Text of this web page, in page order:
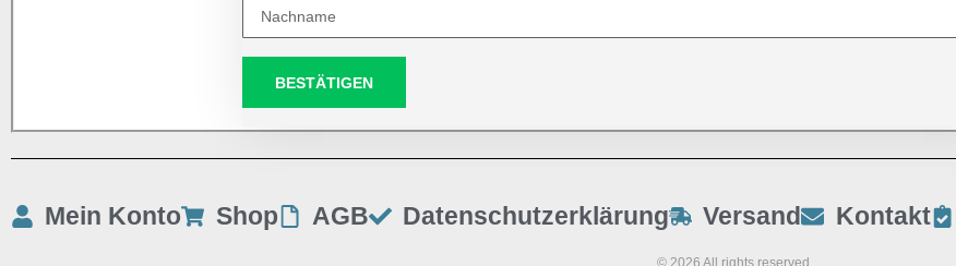
BESTÄTIGEN
Mein Konto Shop AGB Datenschutzerklärung Versand Kontakt